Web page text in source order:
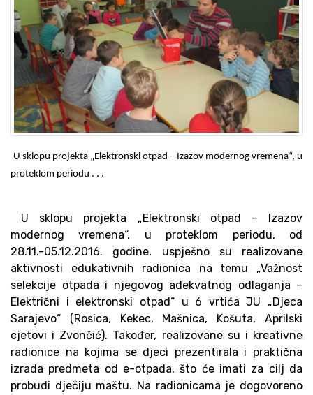
U sklopu projekta „Elektronski otpad – Izazov modernog vremena“, u
proteklom periodu . . .
U sklopu projekta „Elektronski otpad – Izazov
modernog vremena“, u proteklom periodu, od
28.11.-05.12.2016. godine, uspješno su realizovane
aktivnosti edukativnih radionica na temu „Važnost
selekcije otpada i njegovog adekvatnog odlaganja –
Električni i elektronski otpad“ u 6 vrtića JU „Djeca
Sarajevo“ (Rosica, Kekec, Mašnica, Košuta, Aprilski
cjetovi i Zvončić). Također, realizovane su i kreativne
radionice na kojima se djeci prezentirala i praktična
izrada predmeta od e-otpada, što će imati za cilj da
probudi dječiju maštu. Na radionicama je dogovoreno